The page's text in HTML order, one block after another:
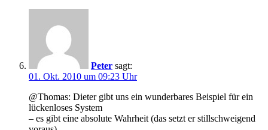
Peter sagt:
01. Okt. 2010 um 09:23 Uhr
@Thomas: Dieter gibt uns ein wunderbares Beispiel für ein
lückenloses System
– es gibt eine absolute Wahrheit (das setzt er stillschweigend